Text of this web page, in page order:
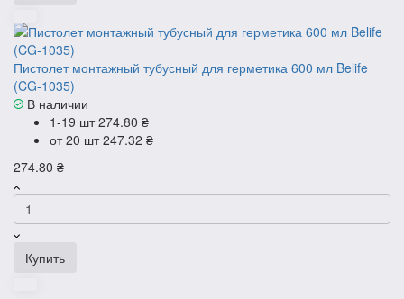
Пистолет монтажный тубусный для герметика 600 мл Belife
(CG-1035)
В наличии
1-19 шт274.80 ₴
от 20 шт247.32 ₴
274.80 ₴
Купить